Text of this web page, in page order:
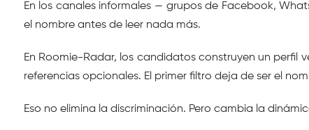
En los canales informales — grupos de Facebook,
el nombre antes de leer nada más.
En Roomie-Radar, los candidatos construyen un perfil
referencias opcionales. El primer filtro deja de ser el
Eso no elimina la discriminación. Pero cambia la